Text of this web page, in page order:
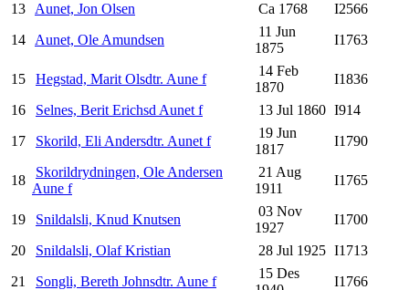
13 Aunet, Jon Olsen Ca 1768
I2566
14 Aunet, Ole Amundsen
11 Jun
1875
I1763
15 Hegstad, Marit Olsdtr. Aune f
14 Feb
1870
I1836
16
Selnes, Berit Erichsd Aunet f 13 Jul 1860 I914
17
Skorild, Eli Andersdtr. Aunet f
19 Jun
1817
I1790
18
Skorildrydningen, Ole Andersen
Aune f
21 Aug
1911
I1765
19 Snildalsli, Knud Knutsen
03 Nov
1927
I1700
20
Snildalsli, Olaf Kristian 28 Jul 1925 I1713
21
Songli, Bereth Johnsdtr. Aune f
15 Des
I1766